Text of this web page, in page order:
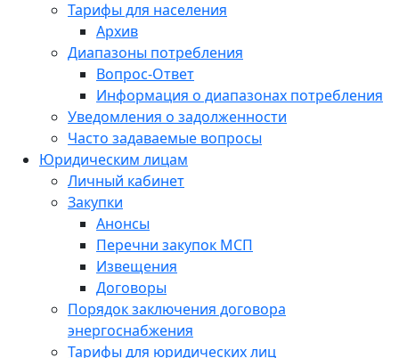
Тарифы для населения
Архив
Диапазоны потребления
Вопрос-Ответ
Информация о диапазонах потребления
Уведомления о задолженности
Часто задаваемые вопросы
Юридическим лицам
Личный кабинет
Закупки
Анонсы
Перечни закупок МСП
Извещения
Договоры
Порядок заключения договора
энергоснабжения
Тарифы для юридических лиц